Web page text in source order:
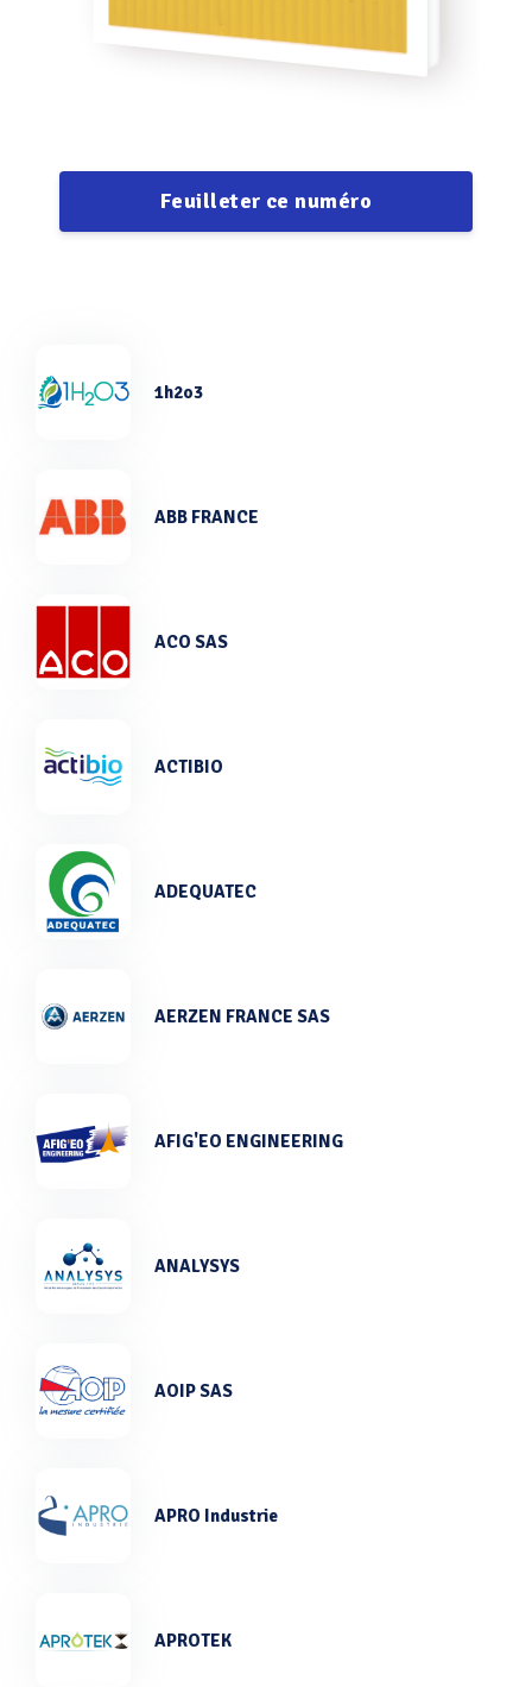
Feuilleter ce numéro
1h2o3
ABB FRANCE
ACO SAS
ACTIBIO
ADEQUATEC
AERZEN FRANCE SAS
AFIG'EO ENGINEERING
ANALYSYS
AOIP SAS
APRO Industrie
APROTEK